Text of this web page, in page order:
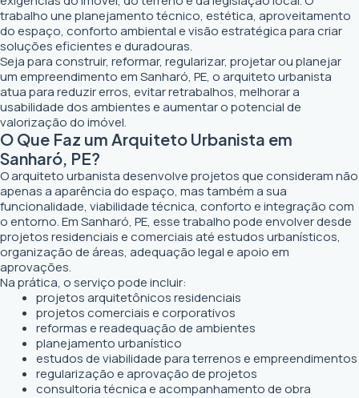
trabalho une planejamento técnico, estética, aproveitamento
do espaço, conforto ambiental e visão estratégica para criar
soluções eficientes e duradouras.
Seja para construir, reformar, regularizar, projetar ou planejar
um empreendimento em Sanharó, PE, o arquiteto urbanista
atua para reduzir erros, evitar retrabalhos, melhorar a
usabilidade dos ambientes e aumentar o potencial de
valorização do imóvel.
O Que Faz um Arquiteto Urbanista em
Sanharó, PE?
O arquiteto urbanista desenvolve projetos que consideram não
apenas a aparência do espaço, mas também a sua
funcionalidade, viabilidade técnica, conforto e integração com
o entorno. Em Sanharó, PE, esse trabalho pode envolver desde
projetos residenciais e comerciais até estudos urbanísticos,
organização de áreas, adequação legal e apoio em
aprovações.
Na prática, o serviço pode incluir:
projetos arquitetônicos residenciais
projetos comerciais e corporativos
reformas e readequação de ambientes
planejamento urbanístico
estudos de viabilidade para terrenos e empreendimentos
regularização e aprovação de projetos
consultoria técnica e acompanhamento de obra